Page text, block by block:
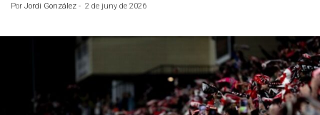
Por Jordi González - 2 de juny de 2026